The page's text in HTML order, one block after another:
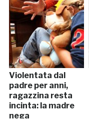
Violentata dal
padre per anni,
ragazzina resta
incinta: la madre
nega